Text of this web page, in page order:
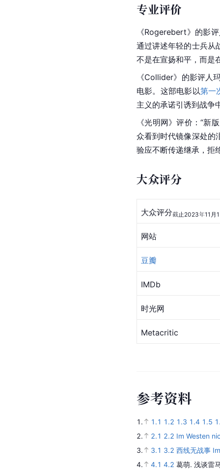
专业评价
《Rogerebert》的影
通过讲述年轻的士兵从
不是在宣扬和平，而是
《Collider》的影评人
电影。这部电影以第一
主义 的承诺引诱到战争
《光明网》评价：“新
众看到时代镜像深处的
验应不断传递继承，拒
大众评分
大众评分截止2023年11月
网站
豆瓣
IMDb
时光网
Metacritic
参考资料
1. 1.1 1.2 1.3 1.4 1.5
2.
2.1 2.2 Im Westen
3.
3.1 3.2 西线无战事
4.
4.1 4.2 葛萌. 浅谈雷